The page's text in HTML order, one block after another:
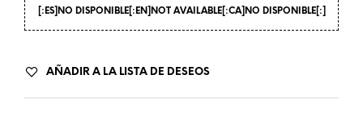
[:ES]NO DISPONIBLE[:EN]NOT AVAILABLE[:CA]NO DISPONIBLE[:]
AÑADIR A LA LISTA DE DESEOS